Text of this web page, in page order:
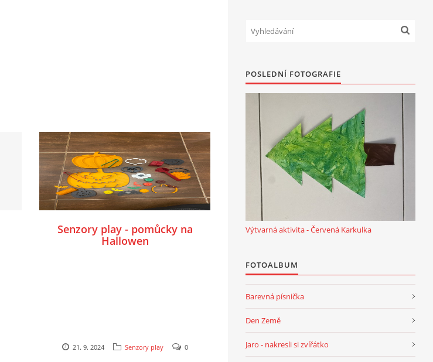
Senzory play - pomůcky na
Hallowen
21. 9. 2024 Senzory play 0
POSLEDNÍ FOTOGRAFIE
Výtvarná aktivita - Červená Karkulka
FOTOALBUM
Barevná písnička
Den Země
Jaro - nakresli si zvířátko